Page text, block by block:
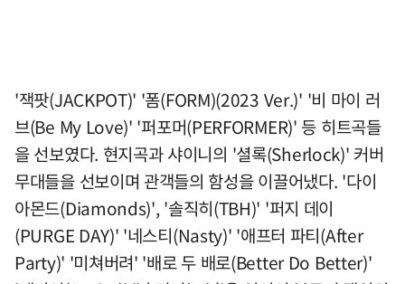
'잭팟(JACKPOT)' '폼(FORM)(2023 Ver.)' '비 마이 러
브(Be My Love)' '퍼포머(PERFORMER)' 등 히트곡들
을 선보였다. 현지곡과 샤이니의 '셜록(Sherlock)' 커버
무대들을 선보이며 관객들의 함성을 이끌어냈다. '다이
아몬드(Diamonds)', '솔직히(TBH)' '퍼지 데이
(PURGE DAY)' '네스티(Nasty)' '애프터 파티(After
Party)' '미쳐버려' '배로 두 배로(Better Do Better)'